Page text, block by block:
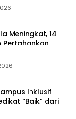
Meningkat, 14
Pertahankan
Inklusif
“Baik” dari